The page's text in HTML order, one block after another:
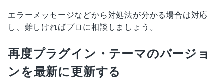
エラーメッセージなどから対処法が分かる場合は対応
し、難しければプロに相談しましょう。
再度プラグイン・テーマのバージョ
ンを最新に更新する